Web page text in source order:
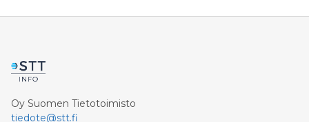
Oy Suomen Tietotoimisto
tiedote@stt.fi